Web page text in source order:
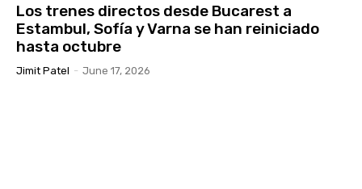
Los trenes directos desde Bucarest a
Estambul, Sofía y Varna se han reiniciado
hasta octubre
Jimit Patel - June 17, 2026